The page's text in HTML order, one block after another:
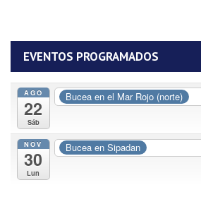
EVENTOS PROGRAMADOS
AGO
22
Sáb
Bucea en el Mar Rojo (norte)
NOV
30
Lun
Bucea en Sipadan